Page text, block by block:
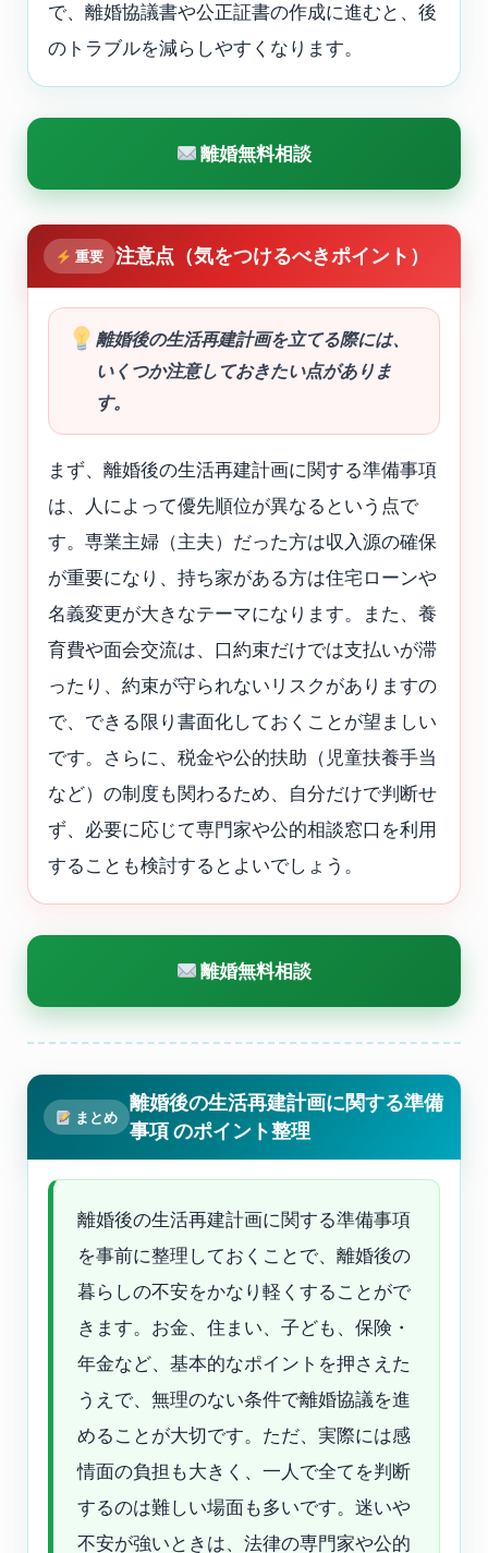
で、離婚協議書や公正証書の作成に進むと、後
のトラブルを減らしやすくなります。
離婚無料相談
重要 注意点（気をつけるべきポイント）
離婚後の生活再建計画を立てる際には、
いくつか注意しておきたい点がありま
す。
まず、離婚後の生活再建計画に関する準備事項
は、人によって優先順位が異なるという点で
す。専業主婦（主夫）だった方は収入源の確保
が重要になり、持ち家がある方は住宅ローンや
名義変更が大きなテーマになります。また、養
育費や面会交流は、口約束だけでは支払いが滞
ったり、約束が守られないリスクがありますの
で、できる限り書面化しておくことが望ましい
です。さらに、税金や公的扶助（児童扶養手当
など）の制度も関わるため、自分だけで判断せ
ず、必要に応じて専門家や公的相談窓口を利用
することも検討するとよいでしょう。
離婚無料相談
まとめ
離婚後の生活再建計画に関する準備
事項 のポイント整理
離婚後の生活再建計画に関する準備事項
を事前に整理しておくことで、離婚後の
暮らしの不安をかなり軽くすることがで
きます。お金、住まい、子ども、保険・
年金など、基本的なポイントを押さえた
うえで、無理のない条件で離婚協議を進
めることが大切です。ただ、実際には感
情面の負担も大きく、一人で全てを判断
するのは難しい場面も多いです。迷いや
不安が強いときは、法律の専門家や公的